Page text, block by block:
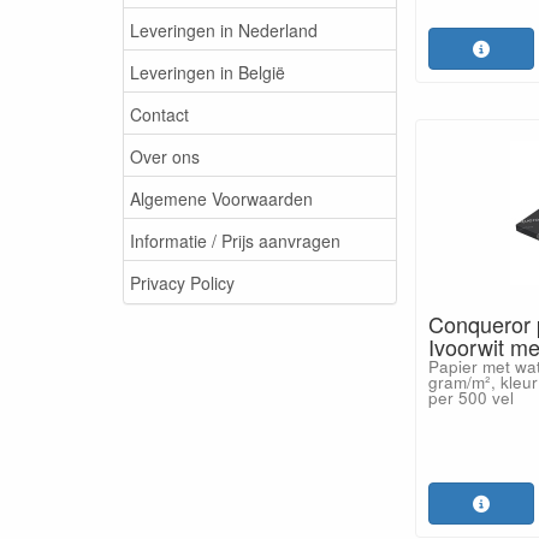
Leveringen in Nederland
Leveringen in België
Contact
Over ons
Algemene Voorwaarden
Informatie / Prijs aanvragen
Privacy Policy
Conqueror
Ivoorwit
Papier met
gram/m²,
per 500 vel